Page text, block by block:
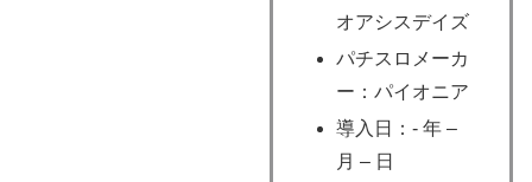
オアシスデイズ
パチスロメーカ
ー：パイオニア
導入日：- 年 –
月 – 日